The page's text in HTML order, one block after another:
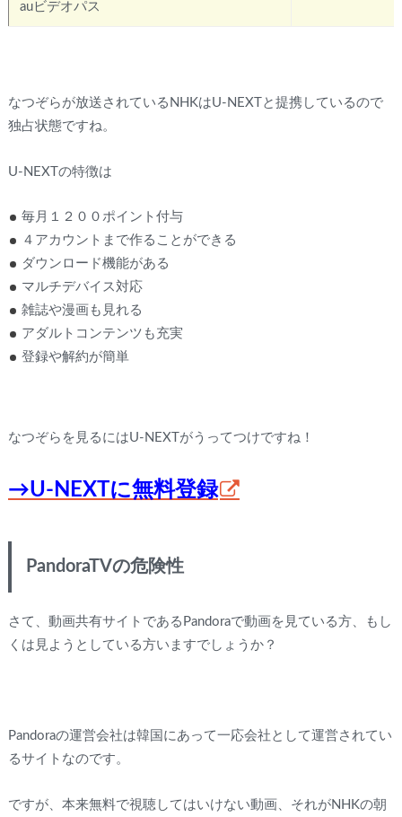
auビデオパス
なつぞらが放送されているNHKはU-NEXTと提携しているので
独占状態ですね。
U-NEXTの特徴は
毎月１２００ポイント付与
４アカウントまで作ることができる
ダウンロード機能がある
マルチデバイス対応
雑誌や漫画も見れる
アダルトコンテンツも充実
登録や解約が簡単
なつぞらを見るにはU-NEXTがうってつけですね！
→U-NEXTに無料登録
PandoraTVの危険性
さて、動画共有サイトであるPandoraで動画を見ている方、もし
くは見ようとしている方いますでしょうか？
Pandoraの運営会社は韓国にあって一応会社として運営されてい
るサイトなのです。
ですが、本来無料で視聴してはいけない動画、それがNHKの朝